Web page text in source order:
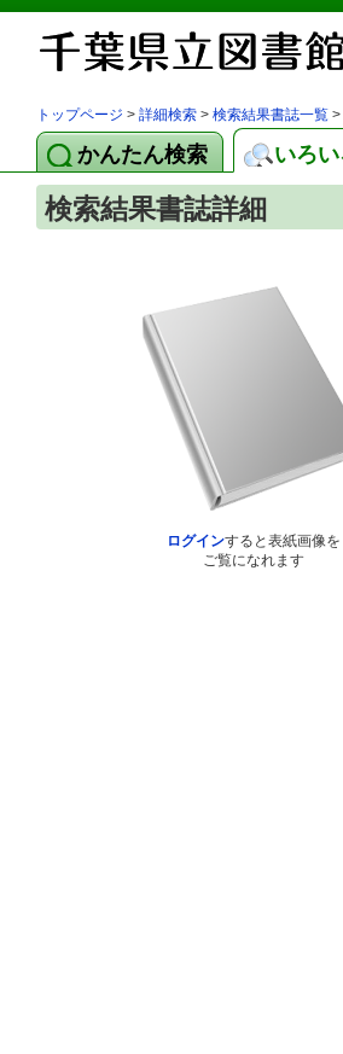
トップページ > 詳細検索 > 検索結果書誌一覧 >
かんたん検索 いろ
検索結果書誌詳細
ログインすると表紙画像を
ご覧になれます